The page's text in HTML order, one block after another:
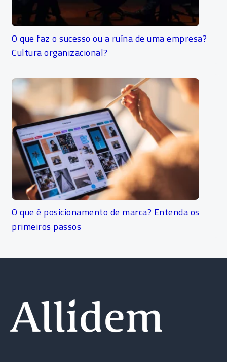
O que faz o sucesso ou a ruína de uma empresa?
Cultura organizacional?
O que é posicionamento de marca? Entenda os
primeiros passos